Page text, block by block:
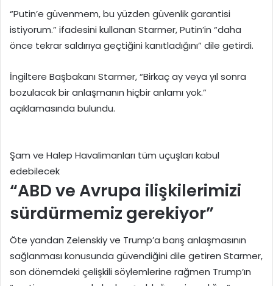
“Putin’e güvenmem, bu yüzden güvenlik garantisi
istiyorum.” ifadesini kullanan Starmer, Putin’in “daha
önce tekrar saldırıya geçtiğini kanıtladığını” dile getirdi.
İngiltere Başbakanı Starmer, “Birkaç ay veya yıl sonra
bozulacak bir anlaşmanın hiçbir anlamı yok.”
açıklamasında bulundu.
Şam ve Halep Havalimanları tüm uçuşları kabul
edebilecek
“ABD ve Avrupa ilişkilerimizi
sürdürmemiz gerekiyor”
Öte yandan Zelenskiy ve Trump’a barış anlaşmasının
sağlanması konusunda güvendiğini dile getiren Starmer,
son dönemdeki çelişkili söylemlerine rağmen Trump’ın